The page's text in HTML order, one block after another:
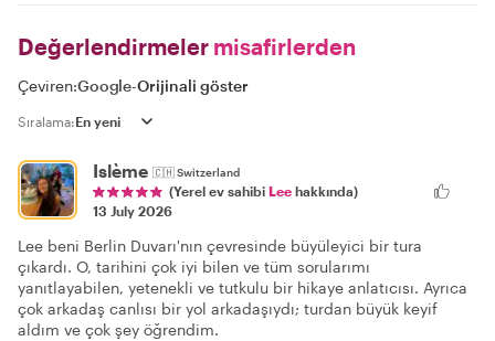
Değerlendirmeler misafirlerden
Çeviren:Google-Orijinali göster
Sıralama:
Islème 🇨🇭Switzerland
(Yerel ev sahibi Lee hakkında)
13 July 2026
Lee beni Berlin Duvarı'nın çevresinde büyüleyici bir tura
çıkardı. O, tarihini çok iyi bilen ve tüm sorularımı
yanıtlayabilen, yetenekli ve tutkulu bir hikaye anlatıcısı. Ayrıca
çok arkadaş canlısı bir yol arkadaşıydı; turdan büyük keyif
aldım ve çok şey öğrendim.